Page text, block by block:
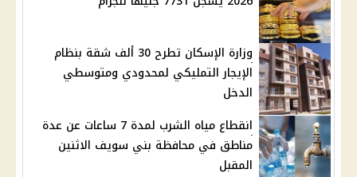
وزارة الإسكان تطرح 30 ألف شقة بنظام
الإيجار التمليكي لمحدودي ومتوسطي
الدخل
انقطاع مياه الشرب لمدة 7 ساعات عن عدة
مناطق في محافظة بني سويف الاثنين
المقبل